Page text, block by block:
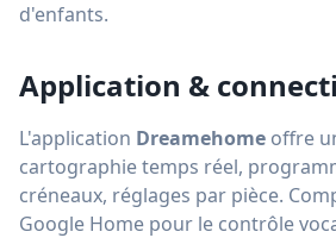
d'enfants.
Application &
L'application Dreamehome offre
cartographie temps réel,
créneaux, réglages par pièce.
Google Home pour le contrôle